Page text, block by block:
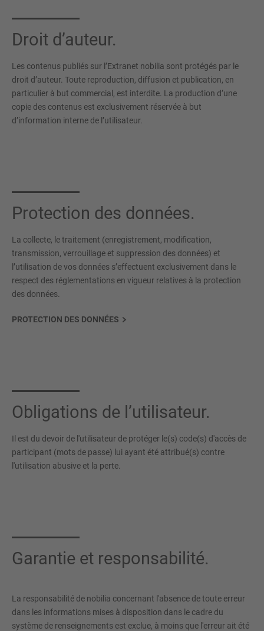
Droit d’auteur.
Les contenus publiés sur l’Extranet nobilia sont protégés par le
droit d’auteur. Toute reproduction, diffusion et publication, en
particulier à but commercial, est interdite. La production d’une
copie des contenus est exclusivement réservée à but
d’information interne de l’utilisateur.
Protection des données.
La collecte, le traitement (enregistrement, modification,
transmission, verrouillage et suppression des données) et
l’utilisation de vos données s’effectuent exclusivement dans le
respect des réglementations en vigueur relatives à la protection
des données.
PROTECTION DES DONNÉES
Obligations de l’utilisateur.
Il est du devoir de l'utilisateur de protéger le(s) code(s) d'accès de
participant (mots de passe) lui ayant été attribué(s) contre
l'utilisation abusive et la perte.
Garantie et responsabilité.
La responsabilité de nobilia concernant l'absence de toute erreur
dans les informations mises à disposition dans le cadre du
système de renseignements est exclue, à moins que l'erreur ait été